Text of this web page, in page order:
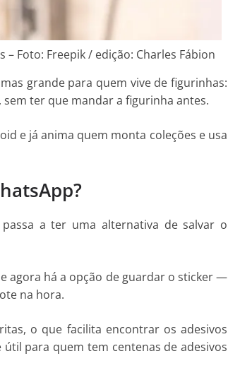
Foto: Freepik / edição: Charles Fábion
grande para quem vive de figurinhas:
ter que mandar a figurinha antes.
e já anima quem monta coleções e usa
a ter uma alternativa de salvar o
agora há a opção de guardar o sticker —
na hora.
o que facilita encontrar os adesivos
para quem tem centenas de adesivos